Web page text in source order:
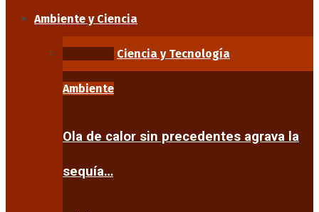
Ambiente y Ciencia
Ciencia y Tecnología
Ambiente
Ola de calor sin precedentes agrava la
sequía…